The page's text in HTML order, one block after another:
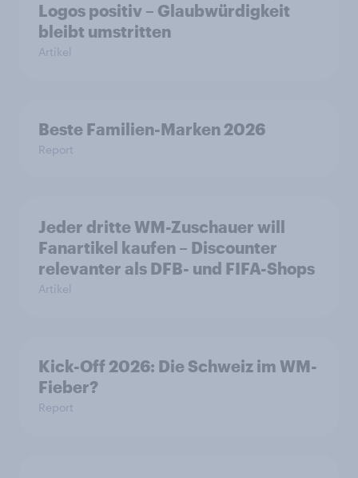
Logos positiv – Glaubwürdigkeit
bleibt umstritten
Artikel
Beste Familien-Marken 2026
Report
Jeder dritte WM-Zuschauer will
Fanartikel kaufen – Discounter
relevanter als DFB- und FIFA-Shops
Artikel
Kick-Off 2026: Die Schweiz im WM-
Fieber?​
Report